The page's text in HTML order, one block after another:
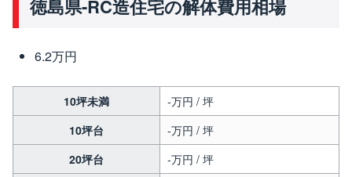
徳島県-RC造住宅の解体費用相場
6.2万円
10坪未満
-万円 / 坪
10坪台
-万円 / 坪
20坪台
-万円 / 坪